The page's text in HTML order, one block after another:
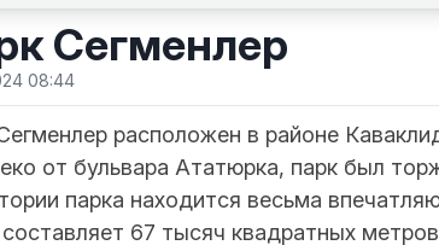
Сегменлер
08:44
расположен в районе
от бульвара Ататюрка, парк был
парка находится весьма
составляет 67 тысяч квадратных